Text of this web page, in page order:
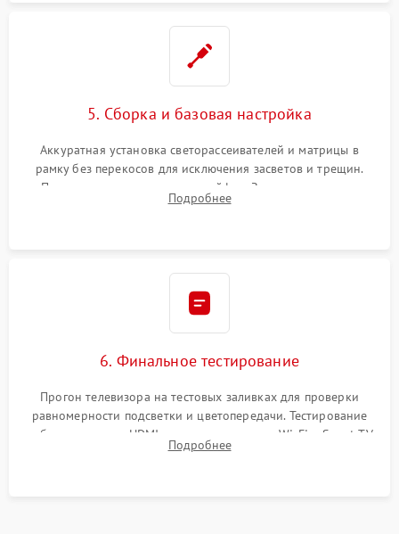
5. Сборка и базовая настройка
Аккуратная установка светорассеивателей и матрицы в
рамку без перекосов для исключения засветов и трещин.
Подключение внутренних шлейфов. Закрытие корпуса.
Сброс настроек и обновление программного обеспечения.
Подробнее
6. Финальное тестирование
Прогон телевизора на тестовых заливках для проверки
равномерности подсветки и цветопередачи. Тестирование
работы разъемов HDMI, динамиков, модуля Wi-Fi и Smart TV
в рабочем режиме в течение нескольких часов.
Подробнее